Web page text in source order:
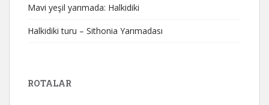
Mavi yeşil yarımada: Halkidiki
Halkidiki turu – Sithonia Yarımadası
ROTALAR